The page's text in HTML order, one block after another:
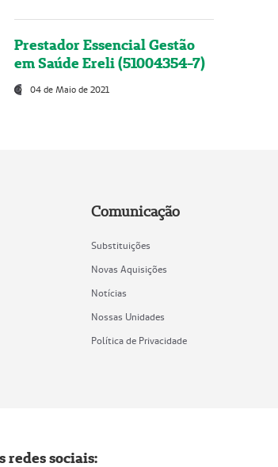
Prestador Essencial Gestão
em Saúde Ereli (51004354-7)
04 de Maio de 2021
Comunicação
Substituições
Novas Aquisições
Notícias
Nossas Unidades
Política de Privacidade
redes sociais: